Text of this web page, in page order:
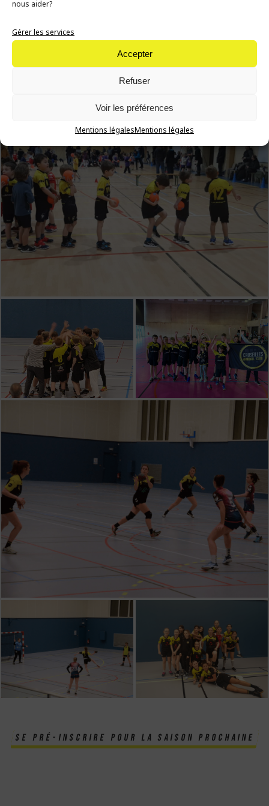
nous aider?
Gérer les services
Accepter
Refuser
Voir les préférences
Mentions légalesMentions légales
SE PRÉ-INSCRIRE POUR LA SAISON PROCHAINE